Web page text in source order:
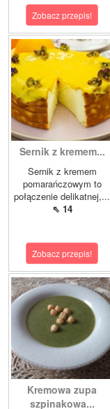
Zobacz przepis!
Sernik z kremem...
Sernik z kremem
pomarańczowym to
połączenie delikatnej,...
⇖ 14
Zobacz przepis!
Kremowa zupa
szpinakowa...